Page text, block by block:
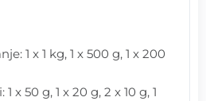
1 x 1 kg, 1 x 500 g, 1 x 200
x 50 g, 1 x 20 g, 2 x 10 g, 1